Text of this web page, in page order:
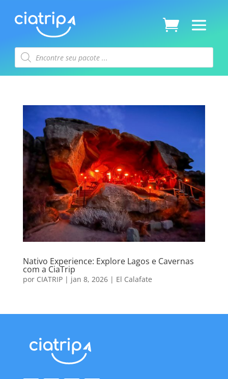
Pesquisar
produtos
Nativo Experience: Explore Lagos e Cavernas
com a CiaTrip
por CIATRIP| jan 8, 2026| El Calafate